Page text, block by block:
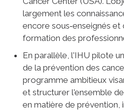
largement les
encore sous‑enseignés
formation des
En parallèle, l'IHU pilote
de la prévention des
programme ambitieux
et structurer l'ensemble
en matière de prévention,